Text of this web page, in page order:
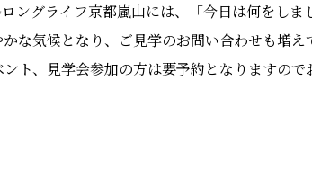
ングライフ京都嵐山には、「今日は何をし
な気候となり、ご見学のお問い合わせも増
ト、見学会参加の方は要予約となりますので